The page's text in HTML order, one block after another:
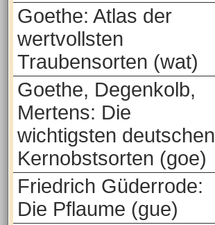
Goethe: Atlas der
wertvollsten
Traubensorten (wat)
Goethe, Degenkolb,
Mertens: Die
wichtigsten deutschen
Kernobstsorten (goe)
Friedrich Güderrode:
Die Pflaume (gue)